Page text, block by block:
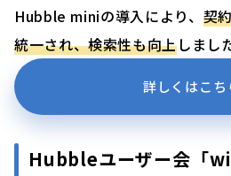
Hubble miniの導入により、 契
統一され、検索性も向上しまし
詳しくはこち
Hubbleユーザー会「